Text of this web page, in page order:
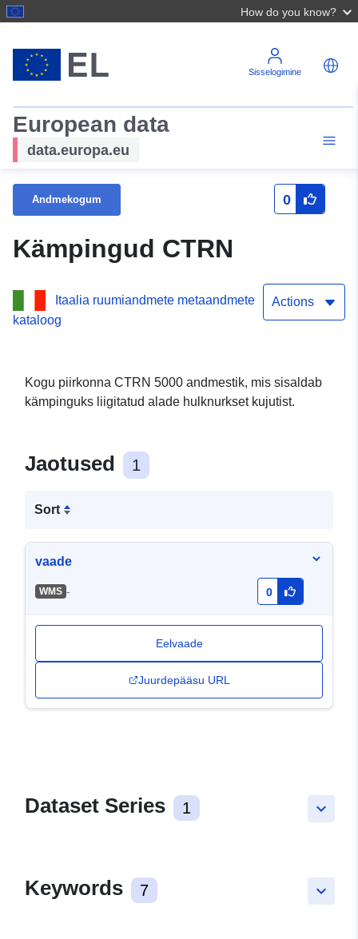
How do you know?
Sisselogimine
European data
data.europa.eu
Andmekogum 0
Kämpingud CTRN
Itaalia ruumiandmete metaandmete
kataloog
Actions
Kogu piirkonna CTRN 5000 andmestik, mis sisaldab
kämpinguks liigitatud alade hulknurkset kujutist.
Jaotused 1
Sort
vaade
WMS - 0
Eelvaade
Juurdepääsu URL
keyboard_arrow_down
Dataset Series 1
keyboard_arrow_down
Keywords 7